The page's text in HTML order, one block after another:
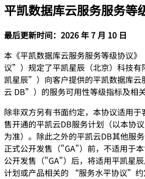
平凯数据库云服务服务等
最后更新时间：2026 年 7 月 10 日
本《平凯数据库云服务服务等级协议
议”）规定了平凯星辰（北京）科技
凯星辰”）向客户提供的平凯数据库
云 DB”）的服务可用性等级指标及相关
除非双方另有书面约定，本协议适用
售开通的平凯云DB服务计划（以本协
为准）。除此之外的平凯云DB其他服
正式公开发售（"GA"）前，不适用于
公开发售（"GA"）后，将适用平凯星
计划或产品相关的 “服务水平协议”约